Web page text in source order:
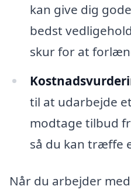
kan give dig
bedst
skur for at
til at udarbejde
modtage tilbud
så du kan træffe
Når du arbejder